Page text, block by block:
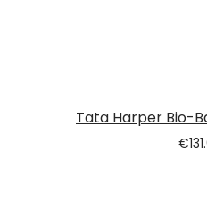
Tata Harper Bio-
€